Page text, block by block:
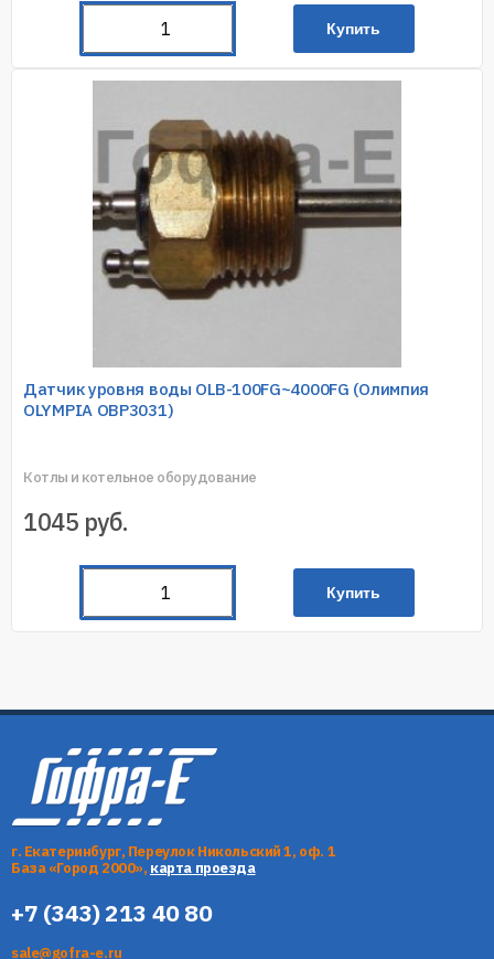
Купить
Датчик уровня воды OLB-100FG~4000FG (Олимпия
OLYMPIA OBP3031)
Котлы и котельное оборудование
1045 руб.
Купить
г. Екатеринбург, Переулок Никольский 1, оф. 1
База «Город 2000», карта проезда
+7 (343) 213 40 80
sale@gofra-e.ru